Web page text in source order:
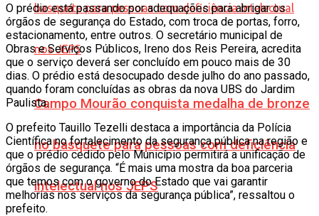
Campo Mourão conquista medalha de bronze
no basquete para pessoas com deficiência
intelectual nos JEPS
O prédio está passando por adequações para abrigar os
órgãos de segurança do Estado, com troca de portas, forro,
estacionamento, entre outros. O secretário municipal de
Obras e Serviços Públicos, Ireno dos Reis Pereira, acredita
que o serviço deverá ser concluído em pouco mais de 30
dias. O prédio está desocupado desde julho do ano passado,
quando foram concluídas as obras da nova UBS do Jardim
Paulista.
O prefeito Tauillo Tezelli destaca a importância da Polícia
Científica no fortalecimento da segurança pública na região e
que o prédio cedido pelo Município permitirá a unificação de
órgãos de segurança. “É mais uma mostra da boa parceria
que temos com o governo do Estado que vai garantir
melhorias nos serviços da segurança pública”, ressaltou o
prefeito.